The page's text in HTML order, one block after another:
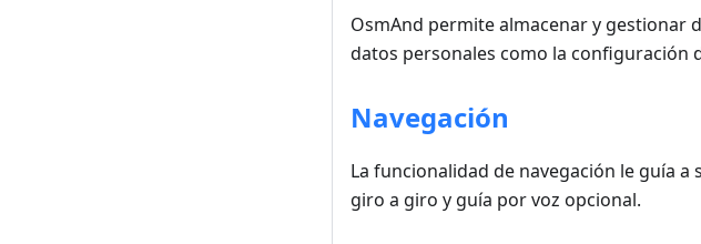
OsmAnd permite almacenar y gestionar
datos personales como la configuración
Navegación
La funcionalidad de navegación le guía
giro a giro y guía por voz opcional.